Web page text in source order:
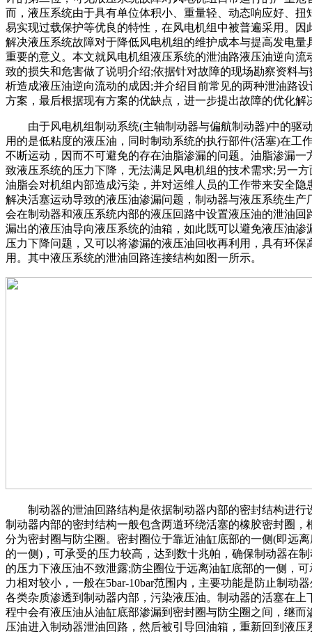
而，液压系统由于具有单位体积小、重量轻、动态响应好、扭
易实现过载保护等优良的特性，在风电机组中被普遍采用。因
解决液压系统故障对于降低风电机组的维护成本与提高发电量
重要的意义。本文就风电机组液压系统的泄油路液压油逆向流
致的损失和危害做了说明介绍;依据针对故障的现场勘察资料
析造成液压油逆向流动的成因;并介绍目前常见的两种泄油路
方案，最后根据现有方案的优缺点，进一步提出故障的优化解
由于风电机组制动系统(主轴制动器与偏航制动器)中的驱
用的是低粘度的液压油，同时制动系统的执行部件(活塞)在工
不断运动，因而不可避免的存在油脂渗漏的问题。油脂渗漏一
致液压系统的压力下降，无法满足风电机组的技术需求;另一
油脂会对机组内部造成污染，并对运维人员的工作带来安全隐
解决活塞运动导致的液压油渗漏问题，制动器与液压系统生产
会在制动器和液压系统内部的液压回路中设置液压油的泄油回
漏出的液压油导向液压系统的油箱，如此既可以避免液压油渗
压力下降问题，又可以将渗漏的液压油回收再利用，具有环保
用。其中液压系统的泄油回路连接结构如图一所示。
制动器的泄油回路结构是依据制动器内部的密封结构进行
制动器内部的密封结构一般包含两道环绕活塞的橡胶密封圈，
分为密封圈与防尘圈。密封圈位于靠近油缸底部的一侧(即远
的一侧)，可承受的压力较高，达到数十兆帕，确保制动器在
的压力下液压油不致泄露;防尘圈位于远离油缸底部的一侧，
力相对较小，一般在5bar-10bar范围内，主要功能是防止制动
各类杂质渗透到制动器内部，污染液压油。制动器的活塞在上
程中会有液压油从油缸底部渗漏到密封圈与防尘圈之间，继而
压油进入制动器泄油回路，然后被引导回油箱，重新回到液压